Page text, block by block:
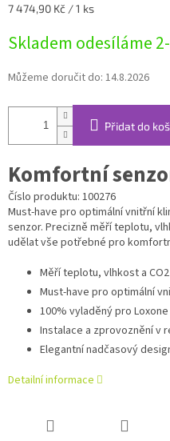
Měrná
7 474,90 Kč / 1 ks
Skladem odesíláme
Můžeme doručit do: 14.8.2026
Přidat do
Komfortní
Číslo produktu: 100276
Must-have pro optimální vnitřní
senzor. Precizně měří teplotu,
udělat vše potřebné pro
Měří teplotu, vlhkost a CO2
Must-have pro optimální
100% vyladěný pro
Instalace a zprovoznění v
Elegantní nadčasový
Detailní informace